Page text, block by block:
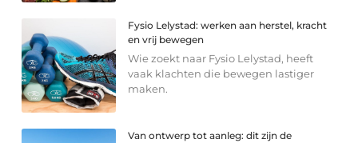
Fysio Lelystad: werken aan herstel, kracht
en vrij bewegen
Wie zoekt naar Fysio Lelystad, heeft
vaak klachten die bewegen lastiger
maken.
Van ontwerp tot aanleg: dit zijn de